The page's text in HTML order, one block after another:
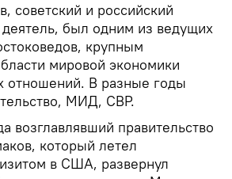
советский и российский
деятель, был одним из ведущих
крупным
мировой экономики
отношений. В разные годы
МИД, СВР.
возглавлявший правительство
который летел
в США, развернул